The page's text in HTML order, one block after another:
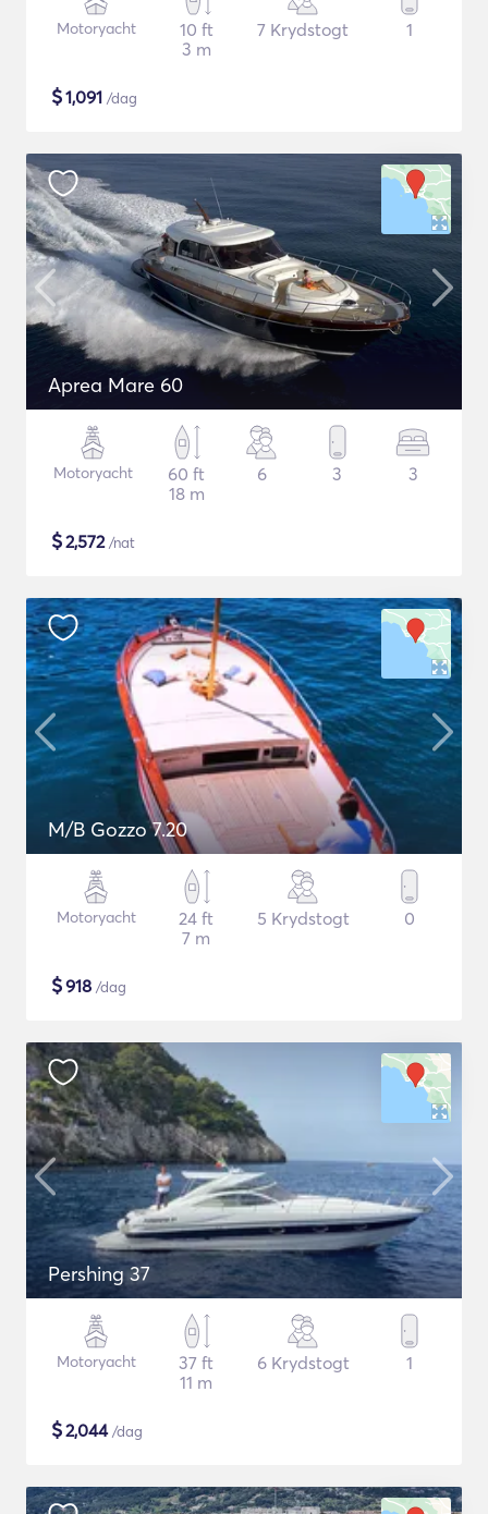
Motoryacht
10 ft
3 m
7 Krydstogt 1
$1,091 /dag
Aprea Mare 60
Motoryacht
60 ft
18 m
6 3 3
$2,572/nat
M/B Gozzo 7.20
Motoryacht
24 ft
7 m
5 Krydstogt 0
$918 /dag
Pershing 37
Motoryacht
37 ft
11 m
6 Krydstogt 1
$2,044/dag